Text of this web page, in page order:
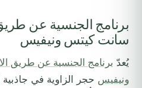
برنامج الجنسية عن
سانت كيتس ونيفيس
يُعدّ برنامج الجنسية عن طريق
ونيفيس حجر الزاوية في جاذبية